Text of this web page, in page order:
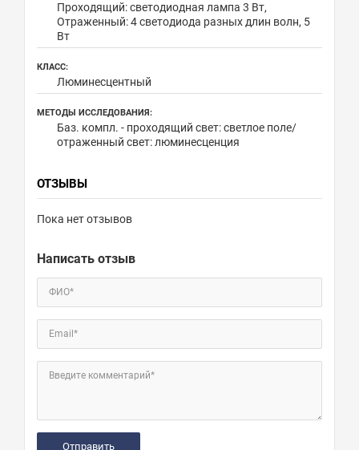
Проходящий: светодиодная лампа 3 Вт,
Отраженный: 4 светодиода разных длин волн, 5
Вт
КЛАСС:
Люминесцентный
МЕТОДЫ ИССЛЕДОВАНИЯ:
Баз. компл. - проходящий свет: светлое поле/
отраженный свет: люминесценция
ОТЗЫВЫ
Пока нет отзывов
Написать отзыв
ФИО*
Email*
Введите комментарий*